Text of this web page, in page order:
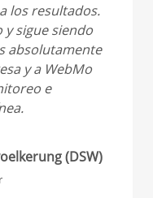
los resultados.
sigue siendo
absolutamente
y a WebMo
e
(DSW)